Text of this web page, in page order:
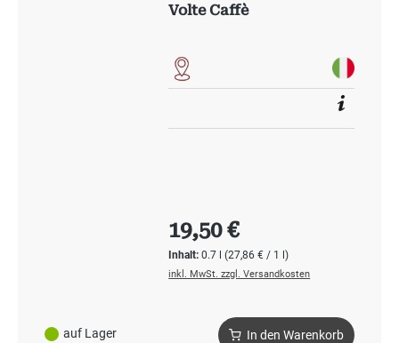
auf Lager
Volte Caffè
Inhalt:0.7 l(27,86 € / 1 l)
Regulärer Preis:
19,50 €
inkl. MwSt. zzgl. Versandkosten
In den Warenkorb